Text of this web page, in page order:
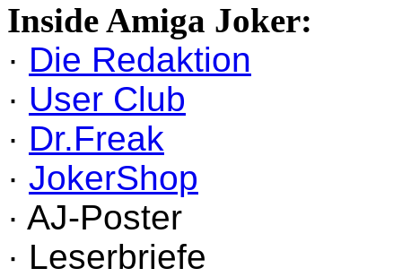
Inside Amiga Joker:
· Die Redaktion
· User Club
· Dr.Freak
· JokerShop
· AJ-Poster
· Leserbriefe